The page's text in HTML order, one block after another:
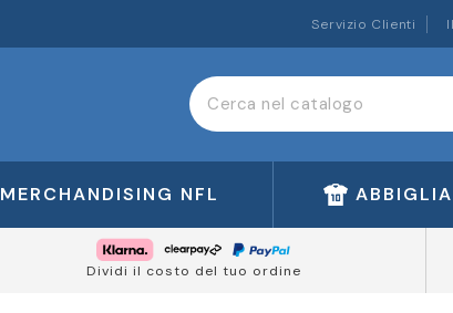
Servizio Clienti
MERCHANDISING NFL
Dividi il costo del tuo ordine